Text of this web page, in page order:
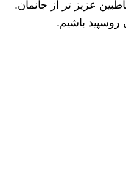
عزیز تر از جانمان.
روسپید باشیم.